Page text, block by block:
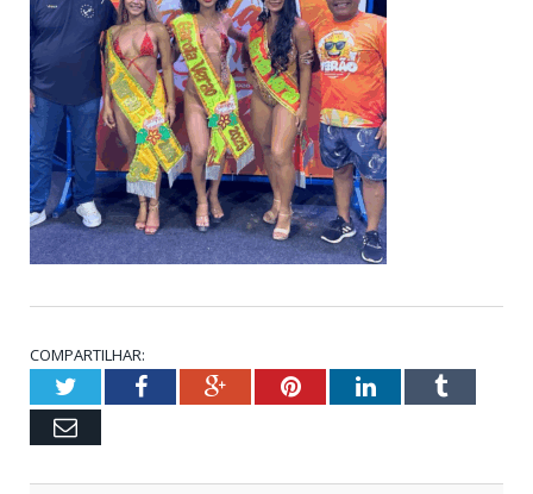
COMPARTILHAR:
TwitterFacebookGoogle+PinterestLinkedInTumblr
Email